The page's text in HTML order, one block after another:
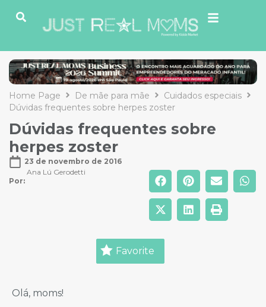
Home Page De mãe para mãe
Cuidados especiais
Dúvidas frequentes sobre herpes zoster
Dúvidas frequentes sobre
herpes zoster
23 de novembro de 2016
Por:
Ana Lú Gerodetti
Favorite
Olá, moms!